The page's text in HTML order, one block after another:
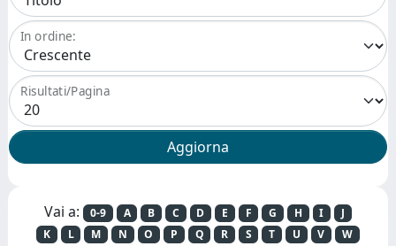
In ordine:
Risultati/Pagina
Vai a: 0-9 A B C D E F G H I
J
K
L M N O P Q R S T U V
W